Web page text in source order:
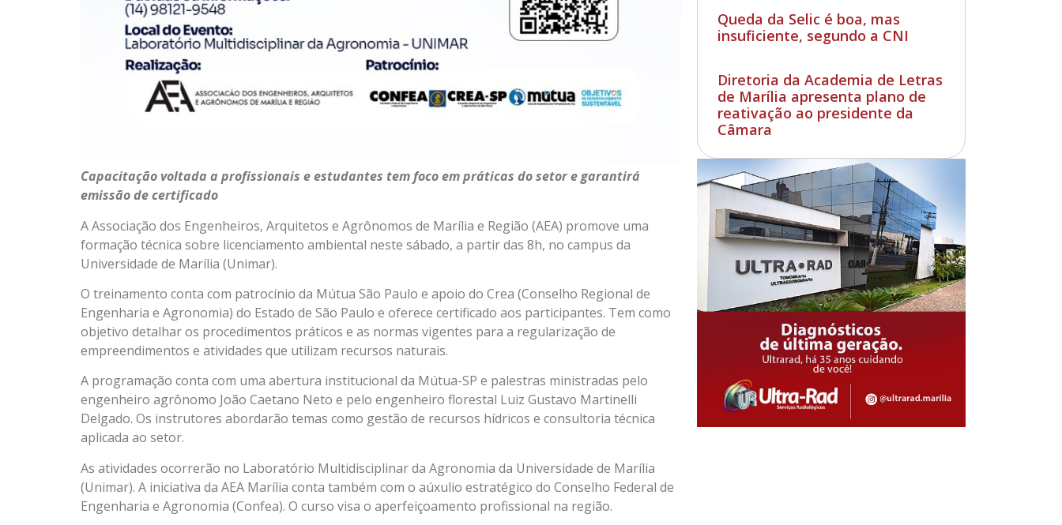
Queda da Selic é boa, mas
insuficiente, segundo a CNI
Diretoria da Academia de Letras
de Marília apresenta plano de
reativação ao presidente da
Câmara
Capacitação voltada a profissionais e estudantes tem foco em práticas do setor e garantirá
emissão de certificado
A Associação dos Engenheiros, Arquitetos e Agrônomos de Marília e Região (AEA) promove uma
formação técnica sobre licenciamento ambiental neste sábado, a partir das 8h, no campus da
Universidade de Marília (Unimar).
O treinamento conta com patrocínio da Mútua São Paulo e apoio do Crea (Conselho Regional de
Engenharia e Agronomia) do Estado de São Paulo e oferece certificado aos participantes. Tem como
objetivo detalhar os procedimentos práticos e as normas vigentes para a regularização de
empreendimentos e atividades que utilizam recursos naturais.
A programação conta com uma abertura institucional da Mútua-SP e palestras ministradas pelo
engenheiro agrônomo João Caetano Neto e pelo engenheiro florestal Luiz Gustavo Martinelli
Delgado. Os instrutores abordarão temas como gestão de recursos hídricos e consultoria técnica
aplicada ao setor.
As atividades ocorrerão no Laboratório Multidisciplinar da Agronomia da Universidade de Marília
(Unimar). A iniciativa da AEA Marília conta também com o aúxulio estratégico do Conselho Federal de
Engenharia e Agronomia (Confea). O curso visa o aperfeiçoamento profissional na região.